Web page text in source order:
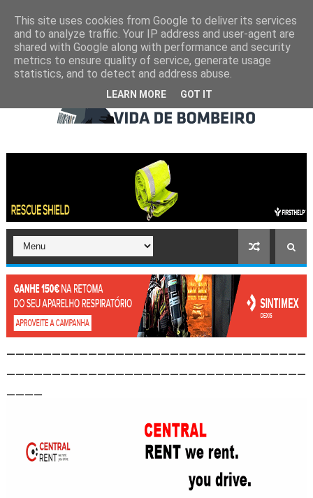
This site uses cookies from Google to deliver its services
and to analyze traffic. Your IP address and user-agent are
shared with Google along with performance and security
metrics to ensure quality of service, generate usage
statistics, and to detect and address abuse.
LEARN MORE GOT IT